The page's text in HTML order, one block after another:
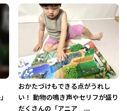
おかたづけもできる点がうれし
い！ 動物の鳴き声やセリフが盛り
だくさんの「アニア ...